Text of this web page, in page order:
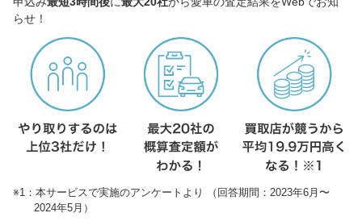
らせ！
※1：本サービスで実施のアンケートより （回答期間：2023年6月〜
2024年5月）